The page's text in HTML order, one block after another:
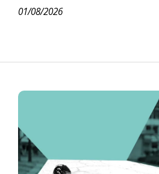
01/08/2026